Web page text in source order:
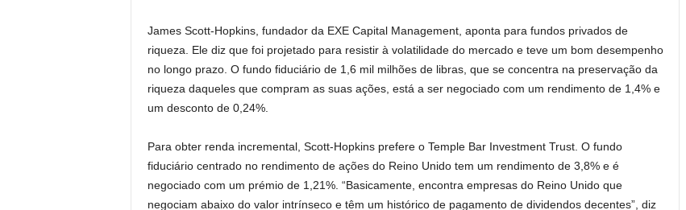
James Scott-Hopkins, fundador da EXE Capital Management, aponta para fundos privados de
riqueza. Ele diz que foi projetado para resistir à volatilidade do mercado e teve um bom desempenho
no longo prazo. O fundo fiduciário de 1,6 mil milhões de libras, que se concentra na preservação da
riqueza daqueles que compram as suas ações, está a ser negociado com um rendimento de 1,4% e
um desconto de 0,24%.
Para obter renda incremental, Scott-Hopkins prefere o Temple Bar Investment Trust. O fundo
fiduciário centrado no rendimento de ações do Reino Unido tem um rendimento de 3,8% e é
negociado com um prémio de 1,21%. “Basicamente, encontra empresas do Reino Unido que
negociam abaixo do valor intrínseco e têm um histórico de pagamento de dividendos decentes”, diz